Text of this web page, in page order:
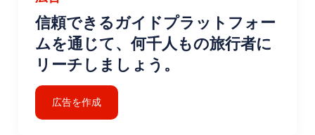
信頼できるガイドプラットフォー
ムを通じて、何千人もの旅行者に
リーチしましょう。
広告を作成